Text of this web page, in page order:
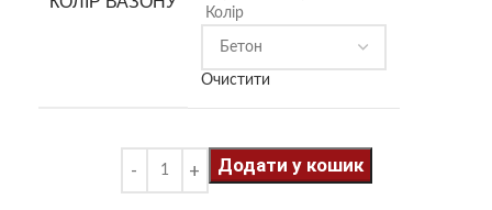
Колір
Очистити
Додати у кошик